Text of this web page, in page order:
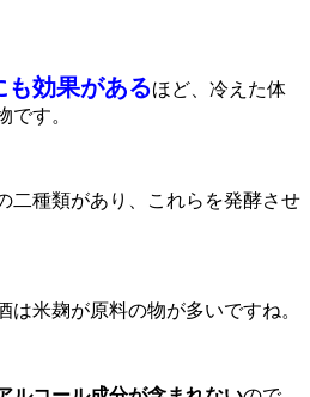
も効果があるほど、冷えた体
です。
二種類があり、これらを発酵させ
は米麹が原料の物が多いですね。